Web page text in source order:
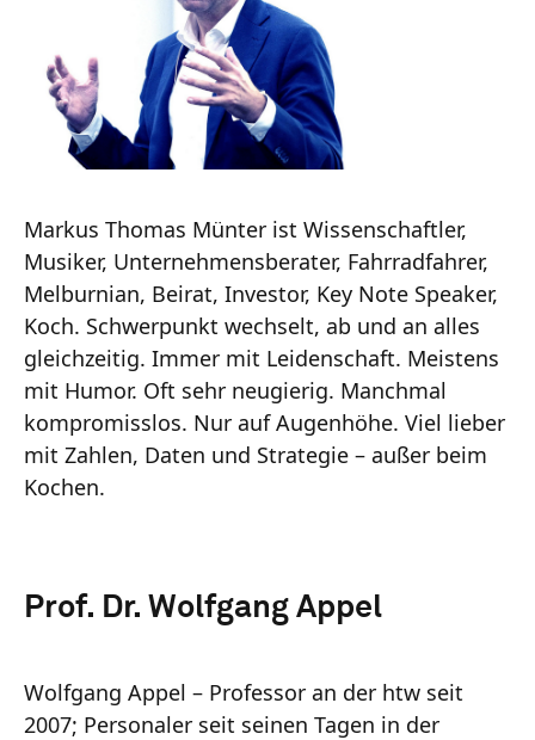
Markus Thomas Münter ist Wissenschaftler,
Musiker, Unternehmensberater, Fahrradfahrer,
Melburnian, Beirat, Investor, Key Note Speaker,
Koch. Schwerpunkt wechselt, ab und an alles
gleichzeitig. Immer mit Leidenschaft. Meistens
mit Humor. Oft sehr neugierig. Manchmal
kompromisslos. Nur auf Augenhöhe. Viel lieber
mit Zahlen, Daten und Strategie – außer beim
Kochen.
Prof. Dr. Wolfgang Appel
Wolfgang Appel – Professor an der htw seit
2007; Personaler seit seinen Tagen in der